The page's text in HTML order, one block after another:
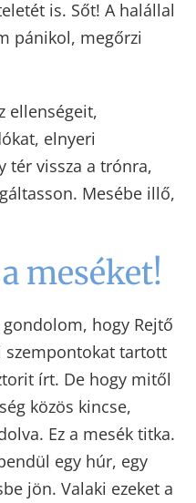
is. Sőt! A halállal
pánikol, megőrzi
ellenségeit,
elnyeri
tér vissza a trónra,
Mesébe illő,
meséket!
hogy Rejtő
szempontokat tartott
írt. De hogy mitől
közös kincse,
Ez a mesék titka.
egy húr, egy
jön. Valaki ezeket a